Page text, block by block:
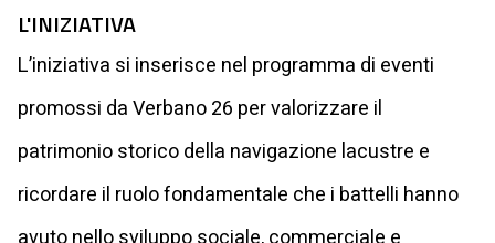
L'INIZIATIVA
L’iniziativa si inserisce nel programma di eventi
promossi da Verbano 26 per valorizzare il
patrimonio storico della navigazione lacustre e
ricordare il ruolo fondamentale che i battelli hanno